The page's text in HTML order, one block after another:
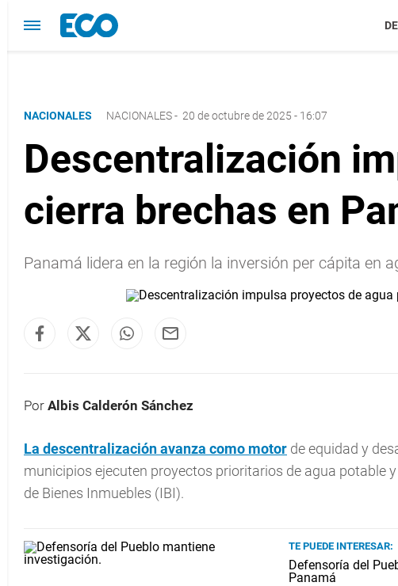
NACIONALES NACIONALES- 20 de octubre de 2025 - 16:07
Descentralización
cierra brechas en
Panamá lidera en la región la inversión per cápita en
Por Albis Calderón Sánchez
La descentralizaciónavanza como motor de equidad y
municipios ejecuten proyectos prioritarios de agua potable
de Bienes Inmuebles (IBI).
TE PUEDE INTERESAR:
Defensoría del
Panamá